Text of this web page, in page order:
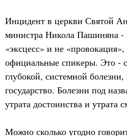
Инцидент в церкви Святой
министра Никола Пашиняна -
«эксцесс» и не
официальные спикеры. Это -
глубокой, системной
государство. Болезни под
утрата достоинства и утрата
Можно сколько угодно